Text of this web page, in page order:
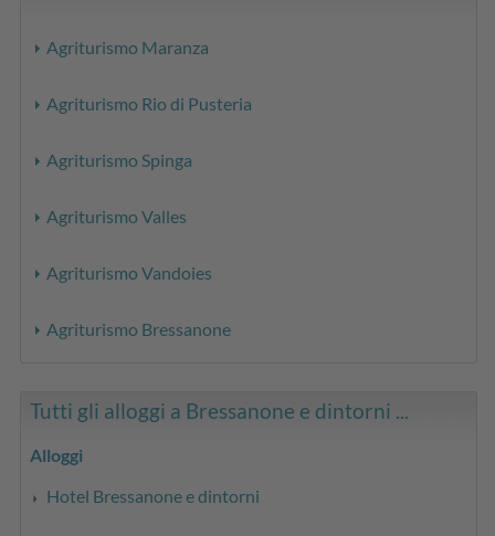
Agriturismo Maranza
Agriturismo Rio di Pusteria
Agriturismo Spinga
Agriturismo Valles
Agriturismo Vandoies
Agriturismo Bressanone
Tutti gli alloggi a Bressanone e dintorni ...
Alloggi
Hotel Bressanone e dintorni